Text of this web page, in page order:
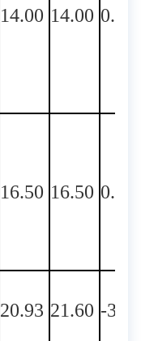
14.00 14.00 0.00
16.50 16.50 0.00
20.93 21.60 -